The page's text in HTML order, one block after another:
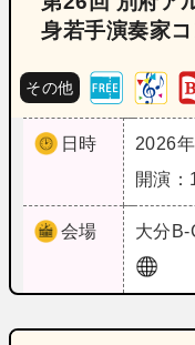
身若手演奏家コ
その他
日時
2026
開演：
会場 大分